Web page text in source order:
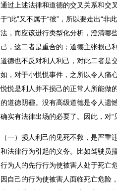
通过上述法律和道德的交叉关系和交
于“此”又不属于“彼”，所以要走出“非
法，而应该进行类型化分析，澄清哪
己，这二者是重合的；道德主张损己
道德也不反对利人利己，对此二者是
如，对于小悦悦事件，之所以令人痛
悦悦是利人并不损己的正常人所能做
的道德阴霾。没有高级道德是令人遗
确实有法律出场的必要了。因此，对“
（一）损人利己的见死不救，是严
和法律行为引起的义务。比如驾驶员
行为人的先行行为使被害人处于死亡
因自己的行为使被害人面临死亡危险